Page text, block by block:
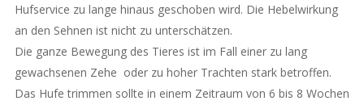
Hufservice zu lange hinaus geschoben wird. Die Hebelwirkung
an den Sehnen ist nicht zu unterschätzen.
Die ganze Bewegung des Tieres ist im Fall einer zu lang
gewachsenen Zehe oder zu hoher Trachten stark betroffen.
Das Hufe trimmen sollte in einem Zeitraum von 6 bis 8 Wochen